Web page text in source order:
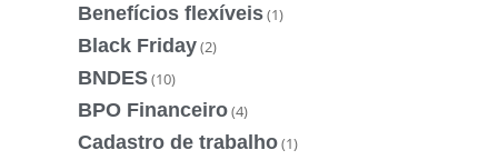
Benefícios flexíveis(1)
Black Friday(2)
BNDES(10)
BPO Financeiro(4)
Cadastro de trabalho(1)